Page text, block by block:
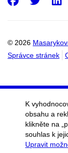
© 2026
Správce stránek
K
obsahu a
klikněte na
souhlas k
Upravit